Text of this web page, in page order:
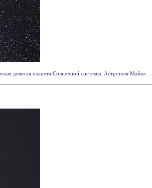
девятая планета Солнечной системы. Астроном Майкл . . .